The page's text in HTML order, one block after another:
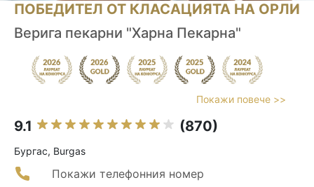
ПОБЕДИТЕЛ ОТ КЛАСАЦИЯТА НА ОРЛИ
Верига пекарни "Харна Пекарна"
Покажи повече >>
9.1 (870)
Бургас, Burgas
Покажи телефонния номер